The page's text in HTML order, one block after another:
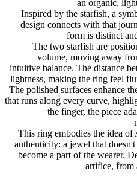
an organic,
Inspired by the starfish, a
design connects with that
form is distinct
The two starfish are
volume, moving away
intuitive balance. The distance
lightness, making the ring feel
The polished surfaces enhance
that runs along every curve,
the finger, the piece
This ring embodies the idea of
authenticity: a jewel that
become a part of the wearer.
artifice, from